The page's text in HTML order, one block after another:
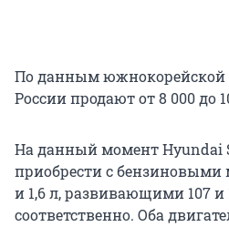
По данным южнокорейской
России продают от 8 000 до
На данный момент Hyundai
приобрести с бензиновыми
и 1,6 л, развивающими 107 и
соответственно. Оба